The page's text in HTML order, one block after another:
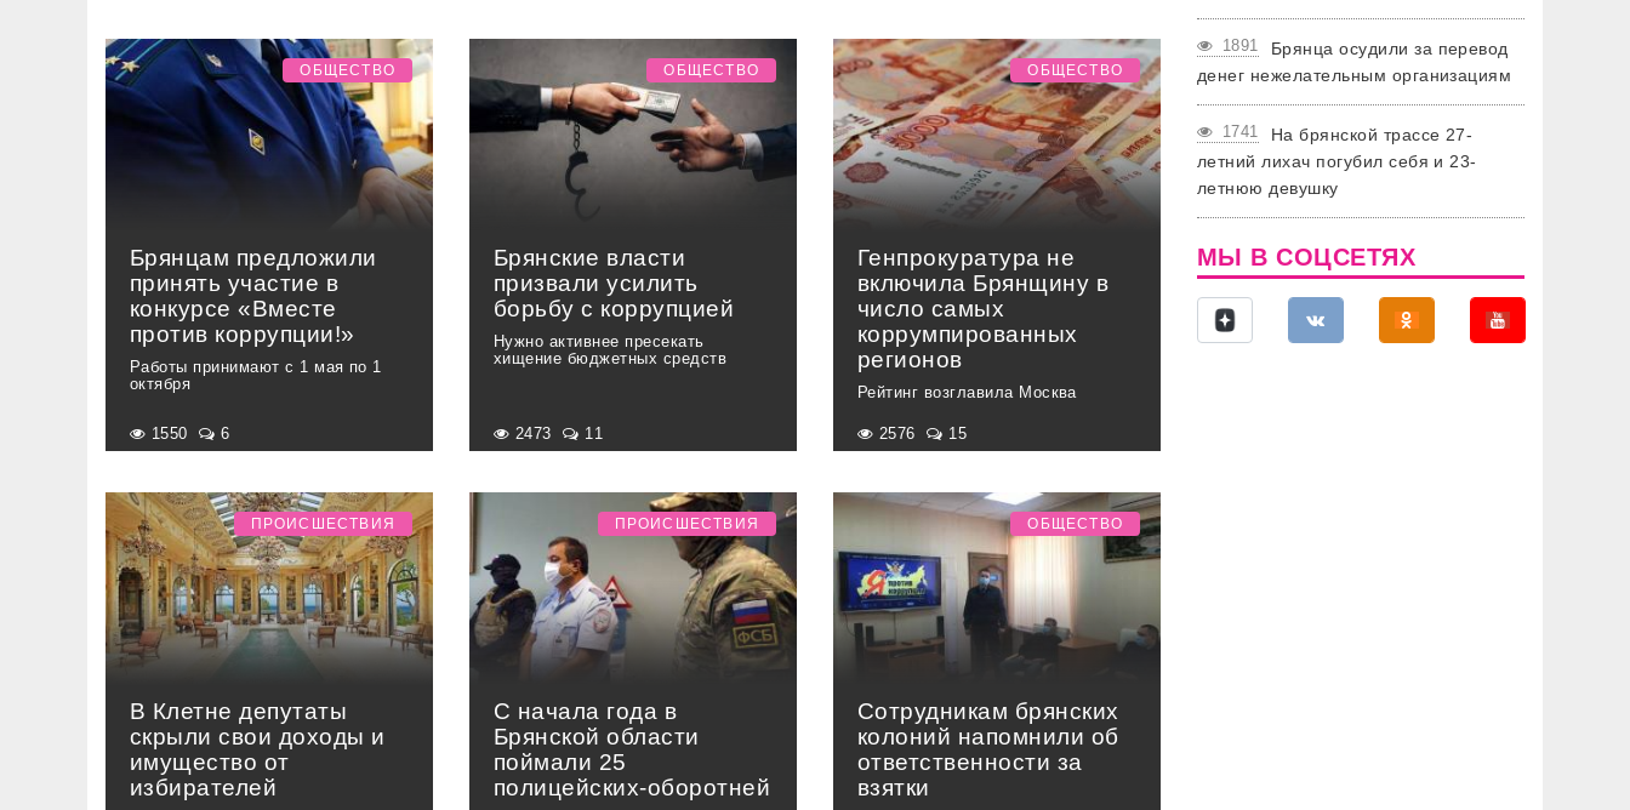
Брянцам предложили
принять участие в
конкурсе «Вместе
против коррупции!»
Работы принимают с 1 мая по 1
октября
ОБЩЕСТВО
1550 6
Брянские власти
призвали усилить
борьбу с коррупцией
Нужно активнее пресекать
хищение бюджетных средств
ОБЩЕСТВО
2473 11
Генпрокуратура не
включила Брянщину в
число самых
коррумпированных
регионов
Рейтинг возглавила Москва
ОБЩЕСТВО
2576 15
В Клетне депутаты
скрыли свои доходы и
имущество от
избирателей
ПРОИСШЕСТВИЯ
С начала года в
Брянской области
поймали 25
полицейских-оборотней
ПРОИСШЕСТВИЯ
Сотрудникам брянских
колоний напомнили об
ответственности за
взятки
ОБЩЕСТВО
1891
Брянца осудили за перевод
денег нежелательным организациям
1741
На брянской трассе 27-
летний лихач погубил себя и 23-
летнюю девушку
МЫ В СОЦСЕТЯХ